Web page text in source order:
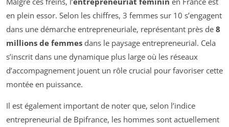
en plein essor. Selon les chiffres, 3 femmes sur 10 s’engagent
dans une démarche entrepreneuriale, représentant près de 8
millions de femmes dans le paysage entrepreneurial. Cela
s’inscrit dans une dynamique plus large où les réseaux
d’accompagnement jouent un rôle crucial pour favoriser cette
montée en puissance.
Il est également important de noter que, selon l’indice
entrepreneurial de Bpifrance, les hommes sont actuellement